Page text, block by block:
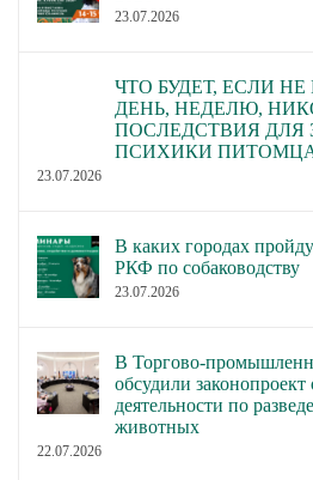
23.07.2026
ЧТО БУДЕТ, ЕСЛИ
ДЕНЬ, НЕДЕЛЮ,
ПОСЛЕДСТВИЯ ДЛЯ
ПСИХИКИ
23.07.2026
В каких городах
РКФ по собаководству
23.07.2026
В Торгово-
обсудили
деятельности по
животных
22.07.2026